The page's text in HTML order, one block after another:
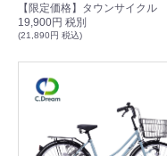
【限定価格】タウンサイクル
19,900円 税別
(21,890円 税込)